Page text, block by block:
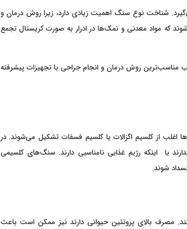
شناخت نوع سنگ اهمیت زیادی دارد، زیرا روش درمان و
که مواد معدنی و نمک‌ها در ادرار به صورت کریستال تجمع
مناسب‌ترین روش درمان و انجام جراحی با تجهیزات پیشرفته
از کلسیم اگزالات یا کلسیم فسفات تشکیل می‌شوند. در
یا اینکه رژیم غذایی نامناسبی دارند. سنگ‌های کلسیمی
شوند.
مصرف بالای پروتئین حیوانی دارند نیز ممکن است باعث